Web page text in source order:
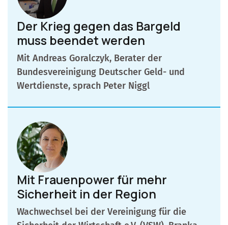
Der Krieg gegen das Bargeld
muss beendet werden
Mit Andreas Goralczyk, Berater der
Bundesvereinigung Deutscher Geld- und
Wertdienste, sprach Peter Niggl
Mit Frauenpower für mehr
Sicherheit in der Region
Wachwechsel bei der Vereinigung für die